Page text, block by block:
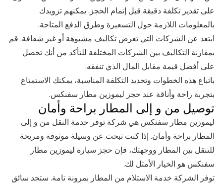
على تقدير تكلفة دقيقة قبل إتمام الحجز. يمكنهم تزويدك
بالمعلومات اللازمة حول التسعيرة وطرق الدفع المتاحة.
ابتعد عن الشركات التي تعرض تكاليف مشبوهة أو غير شفافة. قم
بمقارنة التكاليف بين الشركات المختلفة للتأكد من أنك تحصل
على أفضل قيمة مقابل المال الذي تنفقه.
باتباع هذه الخطوات وتحديد التكلفة المناسبة، يمكنك الاستمتاع
بتجربة راحة وأناقة عند حجز ليموزين مطار سفنكس.
توصيل من و إلى المطار براحة وأمان
ليموزين مطار سفنكس هي شركة توفر خدمة النقل من و إلى
المطار براحة وأمان. إذا كنت تبحث عن وسيلة موثوقة ومريحة
للتنقل بين المطار ووجهتك، فإن حجز سيارة ليموزين مطار
سفنكس هو الخيار الأمثل لك.
توفر الشركة خدمة الاستلام من المطار بمرونة تامة. ستجد سائق